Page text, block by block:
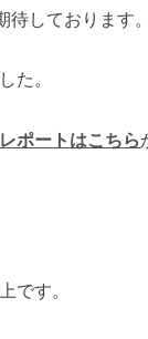
しております。
た。
ポートはこちら
です。